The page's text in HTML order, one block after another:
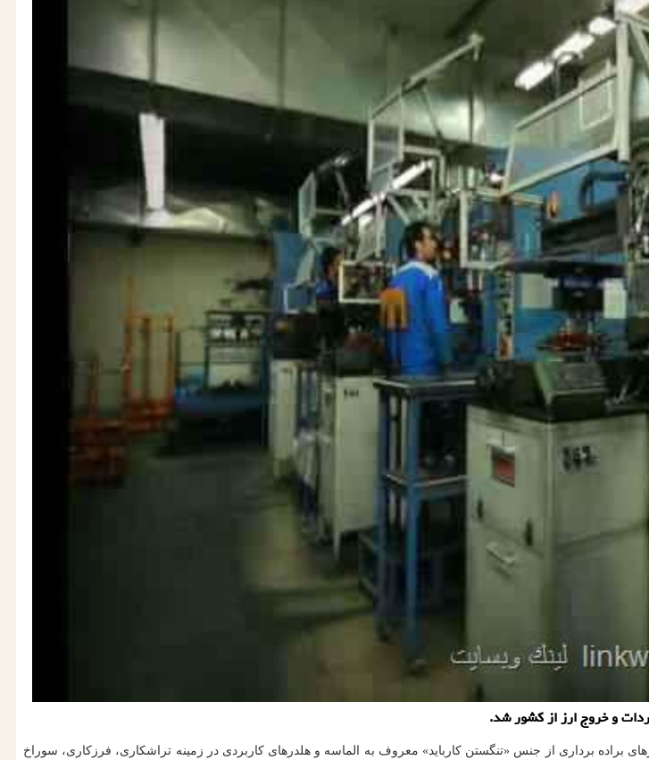
و خروج ارز از کشور شد.
براده برداری از جنس «تنگستن کارباید» معروف به الماسه و هلدرهای کاربردی در زمینه تراشکاری، فرزکاری، سوراخ